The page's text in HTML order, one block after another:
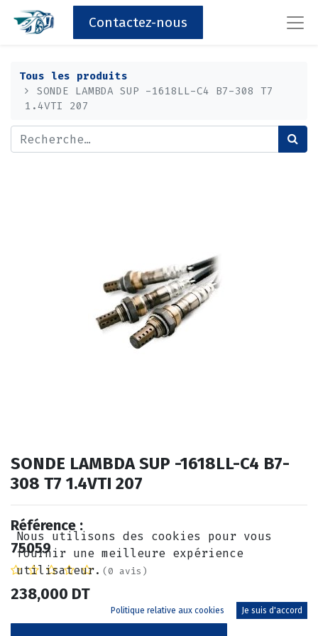
Contactez-nous
Tous les produits
SONDE LAMBDA SUP -1618LL-C4 B7-308 T7
1.4VTI 207
SONDE LAMBDA SUP -1618LL-C4 B7-
308 T7 1.4VTI 207
Référence :
75059
(0 avis)
238,000 DT
Nous utilisons des cookies pour vous
fournir une meilleure expérience
utilisateur.
Politique relative aux cookies Je suis d'accord